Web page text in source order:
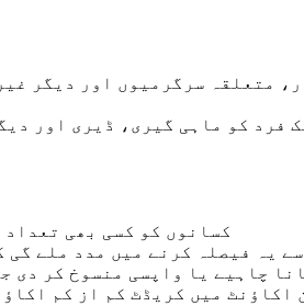
متعلقہ سرگرمیوں اور دیگر
فرد کو ماہی گیری، ڈیری اور
کسانوں کو کسی بھی
یہ فیصلہ کرنے میں مدد ملے گی
چاہیے یا واپسی منسوخ کر دی
اکاؤنٹ میں کریڈٹ کم از کم